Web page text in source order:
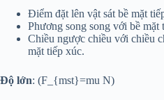
Điểm đặt lên vật sát bề mặt
Phương song song với bề mặt
Chiều ngược chiều với chiều
mặt tiếp xúc.
Độ lớn: (F_{mst}=mu N)